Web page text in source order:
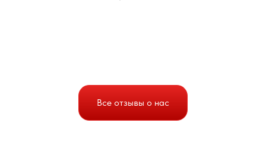
Все отзывы о нас